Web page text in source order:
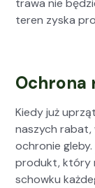
trawa nie
teren zys­ka
Ochrona
Kiedy już
naszych rabat,
ochronie gle­by.
pro­dukt, który
schowku